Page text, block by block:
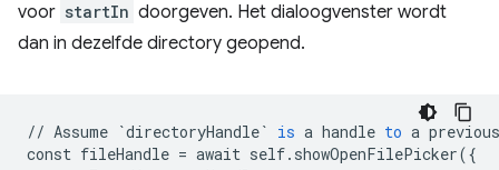
voor startIn doorgeven. Het dialoogvenster wordt
dan in dezelfde directory geopend.
// Assume `directoryHandle` is a handle to a
const fileHandle = await self. showOpenFilePicker({